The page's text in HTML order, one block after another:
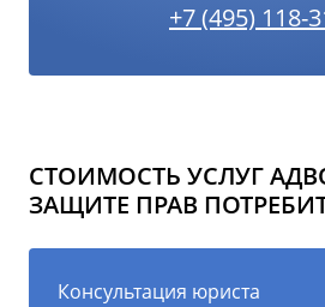
+7 (495) 118-
СТОИМОСТЬ УСЛУГ
ЗАЩИТЕ ПРАВ
Консультация юриста